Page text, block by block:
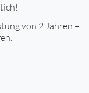
von 2 Jahren –